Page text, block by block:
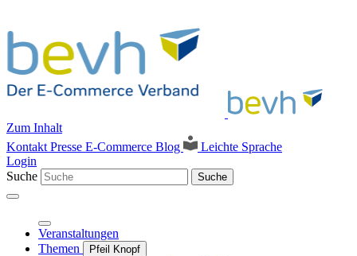
Zum Inhalt
Kontakt Presse E-Commerce Blog
Leichte Sprache
Login
Suche
Suche
Veranstaltungen
Themen
Pfeil Knopf